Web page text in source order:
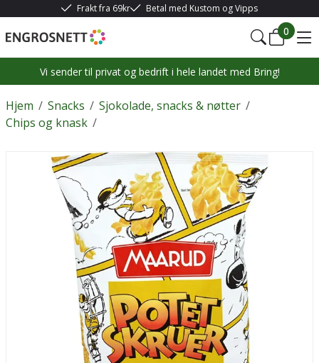
Frakt fra 69kr Betal med Kustom og Vipps
0
Vi sender til privat og bedrift i hele landet med Bring!
/
Hjem /
Snacks /
Sjokolade, snacks & nøtter
/
Chips og knask